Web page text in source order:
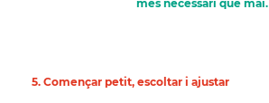
més necessari que mai.
5. Començar petit, escoltar i ajustar